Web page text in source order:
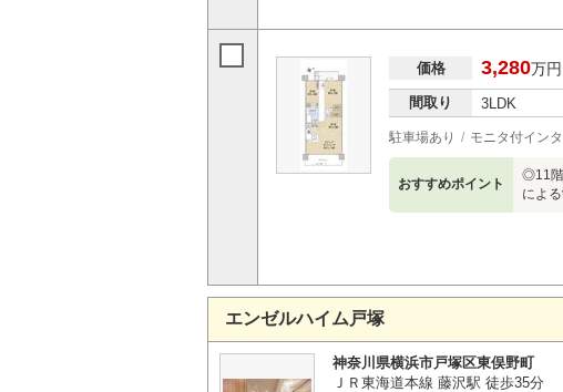
価格 3,280万円
間取り 3LDK
駐車場あり モニタ付イン
おすすめポイント
◎11階
によ
エンゼルハイム戸塚
神奈川県横浜市戸塚区東俣野町
ＪＲ東海道本線 藤沢駅 徒歩35分